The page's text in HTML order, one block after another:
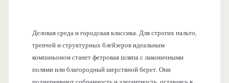
Деловая среда и городская классика. Для строгих пальто,
тренчей и структурных блейзеров идеальным
компаньоном станет фетровая шляпа с лаконичными
полями или благородный шерстяной берет. Они